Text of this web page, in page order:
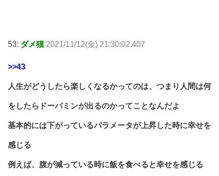
53: ダメ猫 2021/11/12(金) 21:30:02.407
>>43
人生がどうしたら楽しくなるかってのは、つまり人間は何
をしたらドーパミンが出るのかってことなんだよ
基本的には下がっているパラメータが上昇した時に幸せを
感じる
例えば、腹が減っている時に飯を食べると幸せを感じる